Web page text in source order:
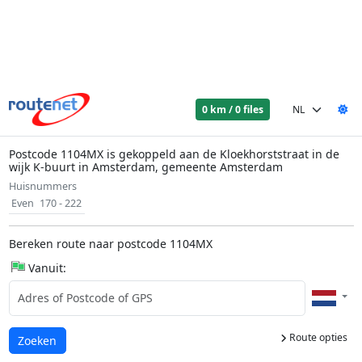
0 km / 0 files
Postcode 1104MX is gekoppeld aan de Kloekhorststraat in de
wijk K-buurt in Amsterdam, gemeente Amsterdam
Huisnummers
Even 170 - 222
Bereken route naar postcode 1104MX
Vanuit:
Route opties
Laden...
Zoeken